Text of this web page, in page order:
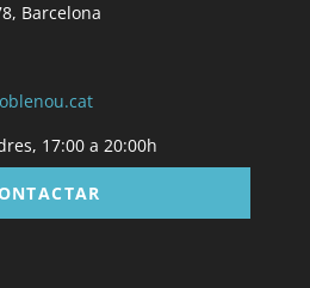
Barcelona
17:00 a 20:00h